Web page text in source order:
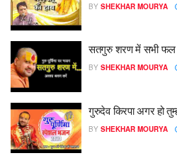
BY SHEKHAR MOURYA
सतगुरु शरण में सभी फल
BY SHEKHAR MOURYA
गुरुदेव किरपा अगर हो
BY SHEKHAR MOURYA